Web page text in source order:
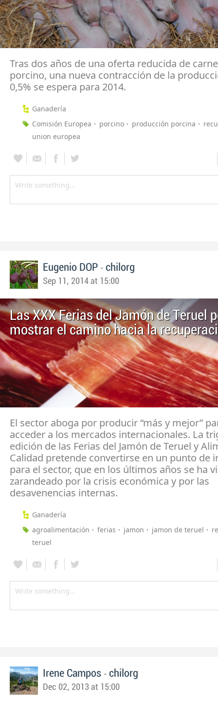
Tras dos años de una oferta reducida de
porcino, una nueva contracción de la
0,5% se espera para 2014.
Ganadería
Comisión Europea
porcino producción porcina
union europea
Eugenio DOP - chilorg
Sep 11, 2014 at 15:00
Las XXX Ferias del Jamón de Teruel
mostrar el camino hacia la
El sector aboga por producir “más y mejor”
acceder a los mercados internacionales. La
edición de las Ferias del Jamón de Teruel y
Calidad pretende convertirse en un punto de
para el sector, que en los últimos años se ha
zarandeado por la crisis económica y por las
desavenencias internas.
Ganadería
agroalimentación
ferias jamon jamon de teruel
teruel
Irene Campos - chilorg
Dec 02, 2013 at 15:00